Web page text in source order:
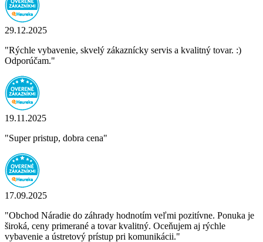
29.12.2025
"Rýchle vybavenie, skvelý zákaznícky servis a kvalitný tovar. :)
Odporúčam."
19.11.2025
"Super pristup, dobra cena"
17.09.2025
"Obchod Náradie do záhrady hodnotím veľmi pozitívne. Ponuka je
široká, ceny primerané a tovar kvalitný. Oceňujem aj rýchle
vybavenie a ústretový prístup pri komunikácii."